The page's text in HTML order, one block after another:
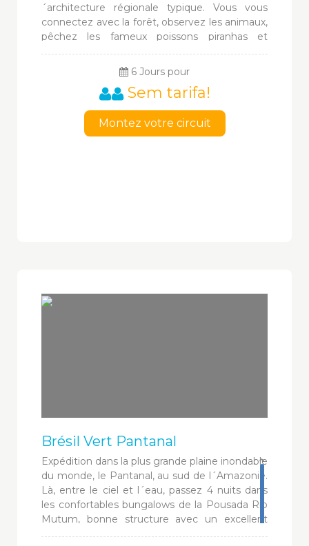
´architecture régionale typique. Vous vous
connectez avec la forêt, observez les animaux,
pêchez les fameux poissons piranhas et
surtout déconnectez votre téléphone
portable. Ici, c´est sans technologie ni Wi-Fi,
sans climatisation, juste un ventilateur...
6 Jours pour
Sem tarifa!
Montez votre circuit
Brésil Vert Pantanal
Expédition dans la plus grande plaine inondable
du monde, le Pantanal, au sud de l´Amazonie.
Là, entre le ciel et l´eau, passez 4 nuits dans
les confortables bungalows de la Pousada Rio
Mutum, bonne structure avec un excellent
restaurant. Découvrez la région à cheval,